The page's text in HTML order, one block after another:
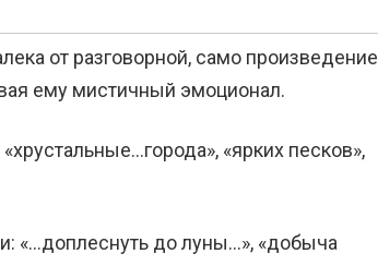
от разговорной, само произведение
ему мистичный эмоционал.
«ярких песков»,
«…доплеснуть до луны…», «добыча